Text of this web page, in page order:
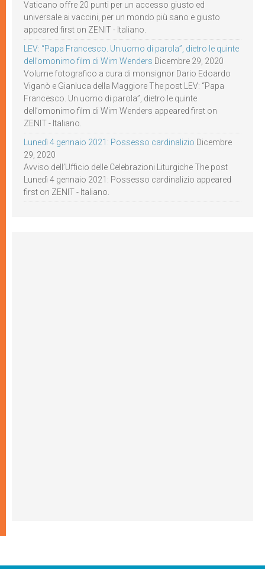
Vaticano offre 20 punti per un accesso giusto ed
universale ai vaccini, per un mondo più sano e giusto
appeared first on ZENIT - Italiano.
LEV: “Papa Francesco. Un uomo di parola”, dietro le quinte
dell’omonimo film di Wim Wenders Dicembre 29, 2020
Volume fotografico a cura di monsignor Dario Edoardo
Viganò e Gianluca della Maggiore The post LEV: “Papa
Francesco. Un uomo di parola”, dietro le quinte
dell’omonimo film di Wim Wenders appeared first on
ZENIT - Italiano.
Lunedì 4 gennaio 2021: Possesso cardinalizio Dicembre
29, 2020
Avviso dell’Ufficio delle Celebrazioni Liturgiche The post
Lunedì 4 gennaio 2021: Possesso cardinalizio appeared
first on ZENIT - Italiano.